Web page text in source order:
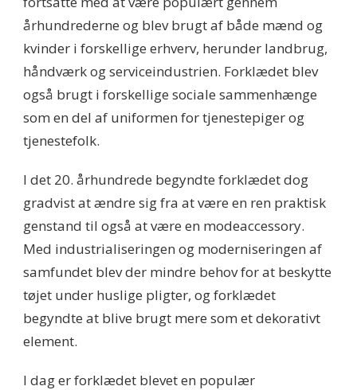
århundrederne og blev brugt af både mænd og
kvinder i forskellige erhverv, herunder landbrug,
håndværk og serviceindustrien. Forklædet blev
også brugt i forskellige sociale sammenhænge
som en del af uniformen for tjenestepiger og
tjenestefolk.
I det 20. århundrede begyndte forklædet dog
gradvist at ændre sig fra at være en ren praktisk
genstand til også at være en modeaccessory.
Med industrialiseringen og moderniseringen af
samfundet blev der mindre behov for at beskytte
tøjet under huslige pligter, og forklædet
begyndte at blive brugt mere som et dekorativt
element.
I dag er forklædet blevet en populær